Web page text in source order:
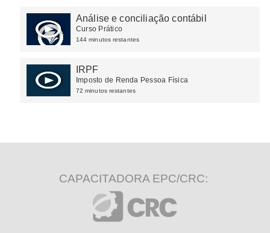
Análise e conciliação contábil
Curso Prático
144 minutos restantes
IRPF
Imposto de Renda Pessoa Física
72 minutos restantes
CAPACITADORA EPC/CRC: